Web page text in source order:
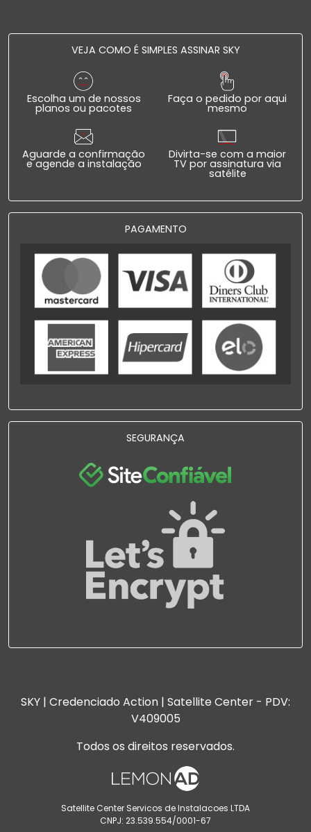
VEJA COMO É SIMPLES ASSINAR SKY
Escolha um de nossos
planos ou pacotes
Faça o pedido por aqui
mesmo
Aguarde a confirmação
e agende a instalação
Divirta-se com a maior
TV por assinatura via
satélite
PAGAMENTO
SEGURANÇA
SKY | Credenciado Action | Satellite Center - PDV:
V409005
Todos os direitos reservados.
Satellite Center Servicos de Instalacoes LTDA
CNPJ: 23.539.554/0001-67